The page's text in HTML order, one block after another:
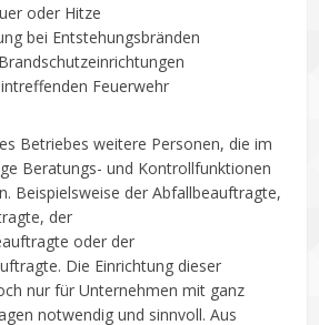
oder Hitze
bei Entstehungsbränden
Feuerwehr
Betriebes weitere Personen, die im
Beratungs- und Kontrollfunktionen
Beispielsweise der Abfallbeauftragte,
der
oder der
Die Einrichtung dieser
nur für Unternehmen mit ganz
notwendig und sinnvoll. Aus